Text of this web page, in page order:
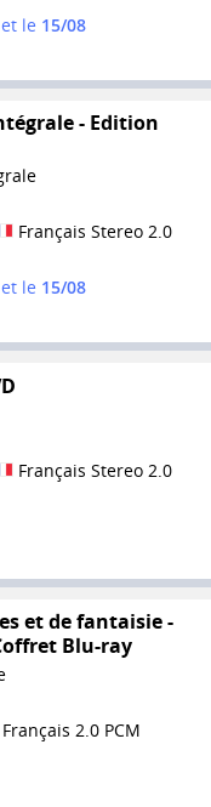
le 15/08
- Edition
Français Stereo 2.0
le 15/08
Français Stereo 2.0
et de fantaisie -
Blu-ray
Français 2.0 PCM